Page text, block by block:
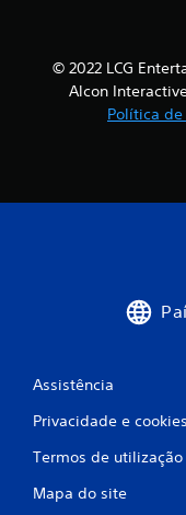
© 2022 LCG
Alcon
Política
Assistência
Privacidade e cookies
Termos de
Mapa do site